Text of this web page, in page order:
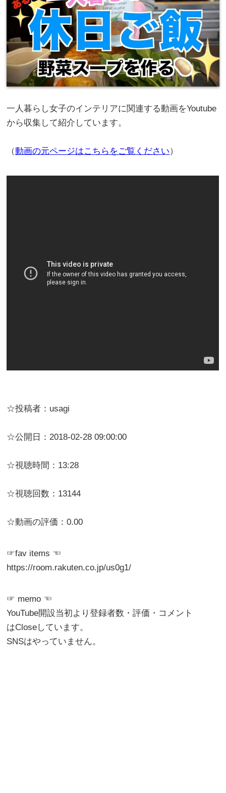
一人暮らし女子のインテリアに関連する動画をYoutube
から収集して紹介しています。
（動画の元ページはこちらをご覧ください）
☆投稿者：usagi
☆公開日：2018-02-28 09:00:00
☆視聴時間：13:28
☆視聴回数：13144
☆動画の評価：0.00
☞fav items ☜
https://room.rakuten.co.jp/us0g1/
☞ memo ☜
YouTube開設当初より登録者数・評価・コメント
はCloseしています。
SNSはやっていません。